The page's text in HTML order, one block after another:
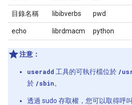
目錄名稱 libibverbs pwd
echo librdmacm python
注意：
useradd 工具的可執行檔位於 /
於 /sbin。
透過 sudo 存取權，您可以取得呼